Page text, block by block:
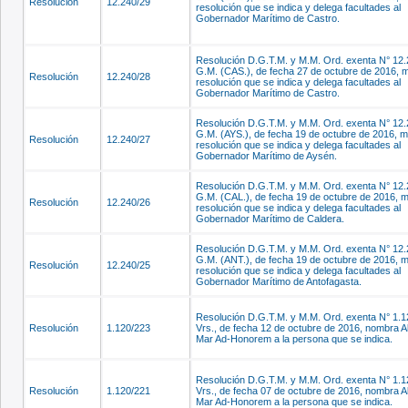
resolución que se indica y delega facultades al
Gobernador Marítimo de Castro.
Resolución 12.240/28
Resolución D.G.T.M. y M.M. Ord. exenta N°
G.M. (CAS.), de fecha 27 de octubre de 2016,
resolución que se indica y delega facultades al
Gobernador Marítimo de Castro.
Resolución 12.240/27
Resolución D.G.T.M. y M.M. Ord. exenta N°
G.M. (AYS.), de fecha 19 de octubre de 2016,
resolución que se indica y delega facultades al
Gobernador Marítimo de Aysén.
Resolución 12.240/26
Resolución D.G.T.M. y M.M. Ord. exenta N°
G.M. (CAL.), de fecha 19 de octubre de 2016,
resolución que se indica y delega facultades al
Gobernador Marítimo de Caldera.
Resolución 12.240/25
Resolución D.G.T.M. y M.M. Ord. exenta N°
G.M. (ANT.), de fecha 19 de octubre de 2016,
resolución que se indica y delega facultades al
Gobernador Marítimo de Antofagasta.
Resolución 1.120/223
Resolución D.G.T.M. y M.M. Ord. exenta N°
Vrs., de fecha 12 de octubre de 2016, nombra
Mar Ad-Honorem a la persona que se indica.
Resolución 1.120/221
Resolución D.G.T.M. y M.M. Ord. exenta N°
Vrs., de fecha 07 de octubre de 2016, nombra
Mar Ad-Honorem a la persona que se indica.